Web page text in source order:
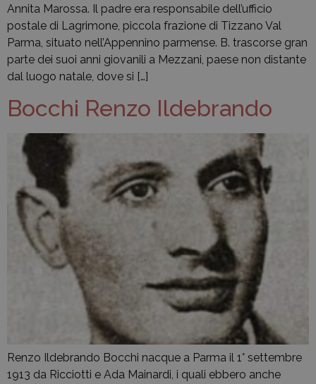
Annita Marossa. Il padre era responsabile dell’ufficio
postale di Lagrimone, piccola frazione di Tizzano Val
Parma, situato nell’Appennino parmense. B. trascorse gran
parte dei suoi anni giovanili a Mezzani, paese non distante
dal luogo natale, dove si […]
Bocchi Renzo Ildebrando
Renzo Ildebrando Bocchi nacque a Parma il 1° settembre
1913 da Ricciotti e Ada Mainardi, i quali ebbero anche